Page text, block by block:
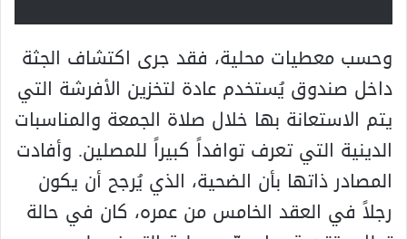
وحسب معطيات محلية، فقد جرى اكتشاف الجثة
داخل صندوق يُستخدم عادة لتخزين الأفرشة التي
يتم الاستعانة بها خلال صلاة الجمعة والمناسبات
الدينية التي تعرف توافداً كبيراً للمصلين. وأفادت
المصادر ذاتها بأن الضحية، الذي يُرجح أن يكون
رجلاً في العقد الخامس من عمره، كان في حالة